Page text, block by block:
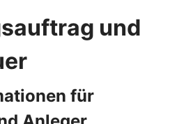
und
für